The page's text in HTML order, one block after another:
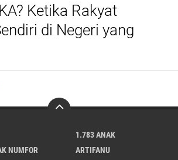
Ketika Rakyat
di Negeri yang
1.783 ANAK
NUMFOR
ARTIFANU